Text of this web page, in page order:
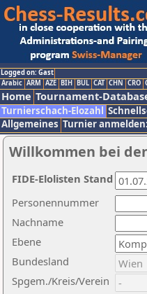
Logged on: Gast
Arabic ARM AZE BIH BUL CAT CHN CRO
Home Tournament-
Turnierschach-Elozahl
Allgemeines Turnier
Willkommen bei
Nachname
Ebene
Personennummer
Bundesland
Spgem./Kreis/Verein
FIDE-Elolisten Stand